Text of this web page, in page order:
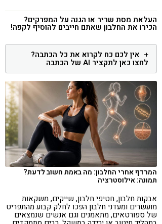
אירועים
שינוי תזונתי
גישות בתזונה
דיאטה
ניקוי רעלים
מזונות על
ילדים
תזונה וספורט
הפרעות קשב & ריכוז
אכילה רגשית
רגישות לגלוטן
טעים להכיר
קורונה
טבעונות
העלאת מסת שריר או הגנה על המפרקים?
הכירו את החלבון שאתם חייבים להוסיף לקפה!
אין לכם כח לקרוא את כל הכתבה?
לחצו כאן לתקציר AI של הכתבה
המרדף אחרי החלבון: מה באמת חשוב לדעת?
תמונה: אילוסטרציה
אבקות חלבון, חטיפי חלבון, שייקים, משקאות
מועשרים ומעדני חלבון הפכו לחלק קבוע מהתפריט
של ספורטאים, מתאמנים וגם אנשים שנמצאים